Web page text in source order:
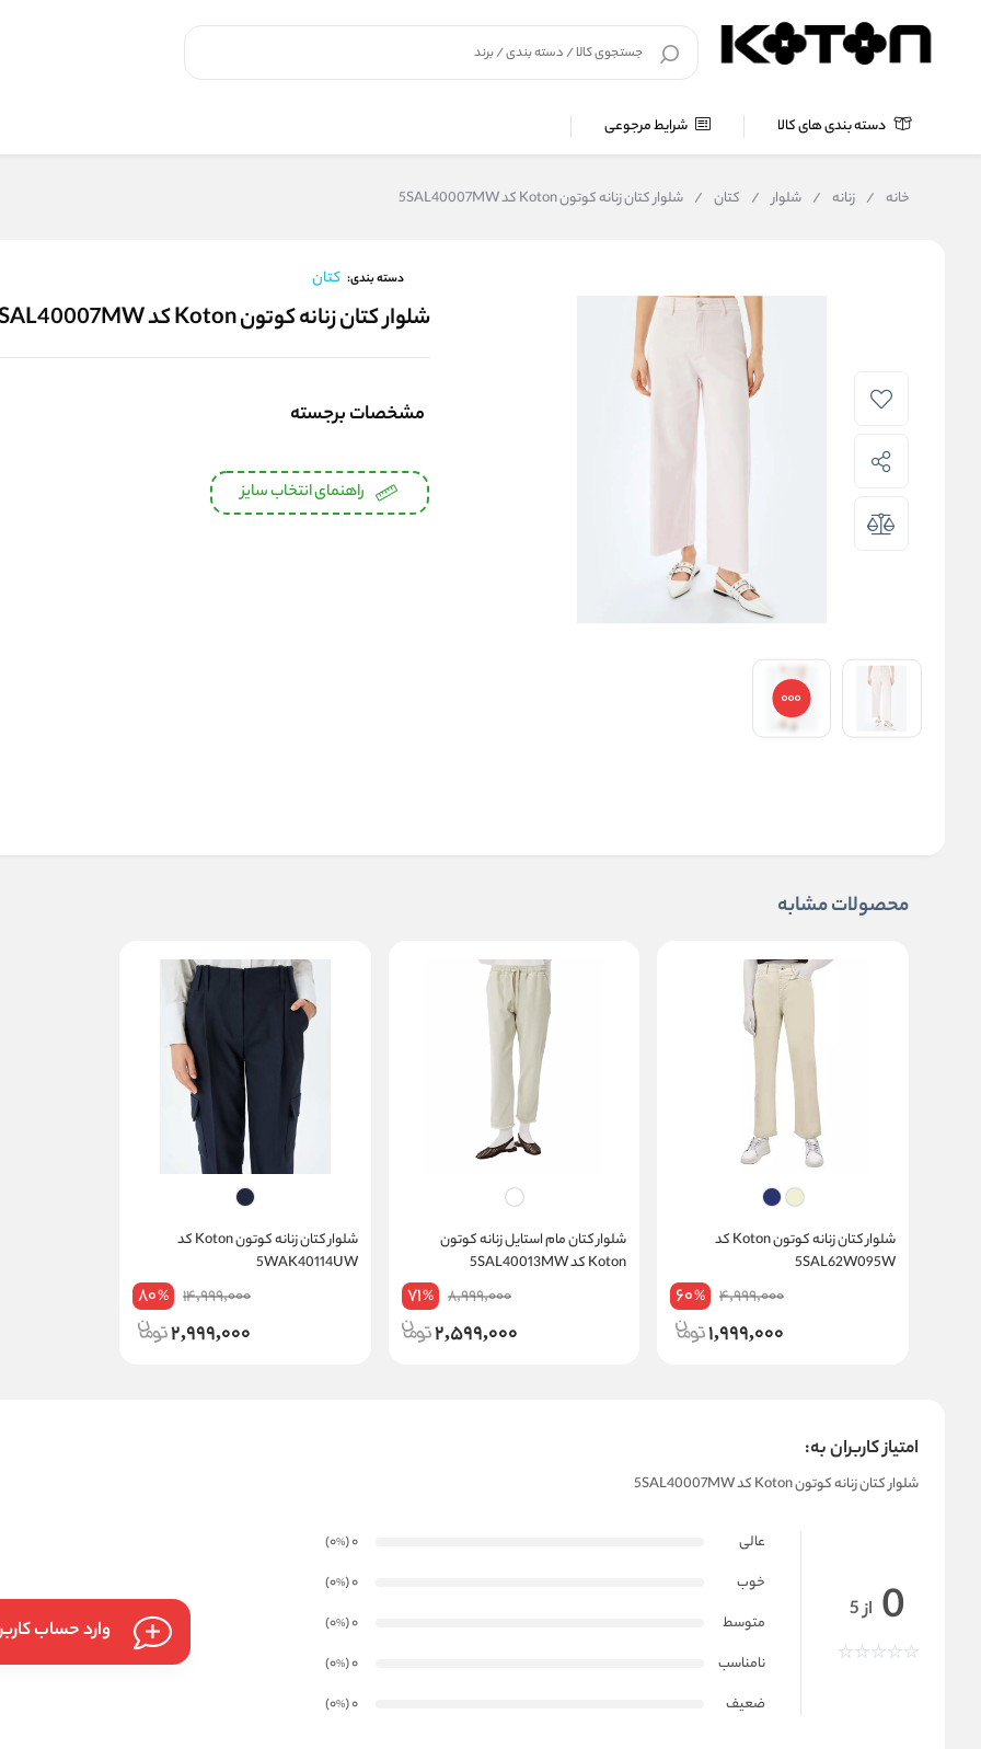
دسته بندی های کالا شرایط مرجوعی
خانه / زنانه / شلوار / کتان / شلوار کتان زنانه کوتون Koton کد 5SAL40007MW
دسته بندی: کتان
شلوار کتان زنانه کوتون Koton کد 5SAL40007MW
مشخصات برجسته
راهنمای انتخاب سایز
محصولات مشابه
شلوار کتان زنانه کوتون Koton کد
5SAL62W095W
4,999,000
60%
1,999,000
شلوار کتان مام استایل زنانه کوتون
Koton کد 5SAL40013MW
8,999,000
71%
2,599,000
شلوار کتان زنانه کوتون Koton کد
5WAK40114UW
14,999,000
80%
2,999,000
امتیاز کاربران به:
شلوار کتان زنانه کوتون Koton کد 5SAL40007MW
0 از 5
عالی 0
(0
%
)
خوب
0
(0
%
)
متوسط
0
(0
%
)
نامناسب
0
(0
%
)
ضعیف
0
(0
%
)
وارد حساب